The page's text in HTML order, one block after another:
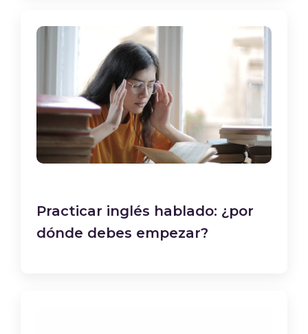
Practicar inglés hablado: ¿por
dónde debes empezar?